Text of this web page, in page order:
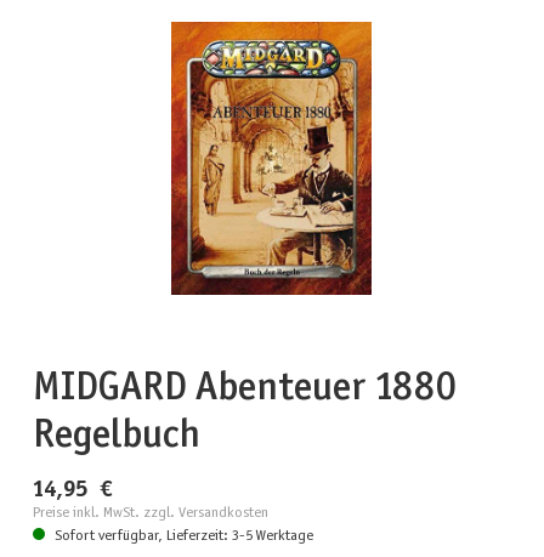
Bildergalerie überspringen
MIDGARD Abenteuer 1880
Regelbuch
14,95 €
Preise inkl. MwSt. zzgl. Versandkosten
Sofort verfügbar, Lieferzeit: 3-5 Werktage